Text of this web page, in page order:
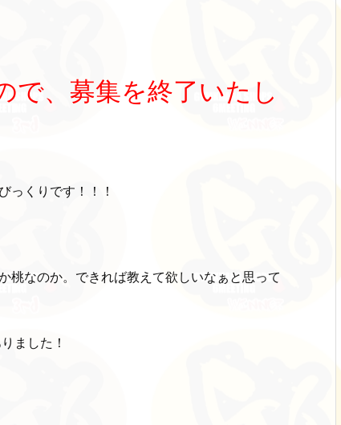
で、募集を終了いたし
っくりです！！！
桃なのか。できれば教えて欲しいなぁと思って
ました！